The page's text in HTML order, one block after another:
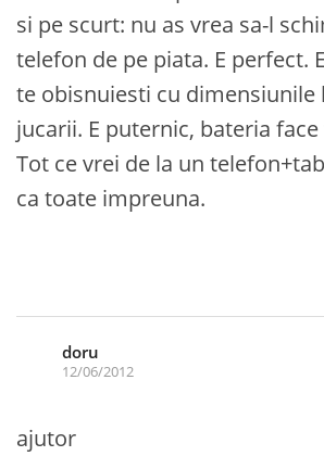
si pe scurt: nu as vrea sa-l
telefon de pe piata. E perfect.
te obisnuiesti cu dimensiunile
jucarii. E puternic, bateria
Tot ce vrei de la un
ca toate impreuna.
doru
12/06/2012
ajutor